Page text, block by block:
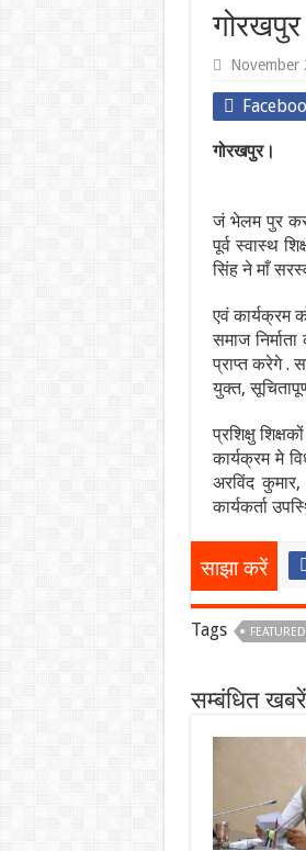
November
गोरखपुर।
जं भेलम पुर
पूर्व स्वास्थ
सिंह ने माँ
एवं कार्यक्रम
समाज
प्राप्त करेगे .
युक्त,
प्रशिक्षु
कार्यक्रम मे
अरविंद कुमार,
कार्यकर्ता
साझा करें
Tags FEATURED
सम्बंधित खबरें